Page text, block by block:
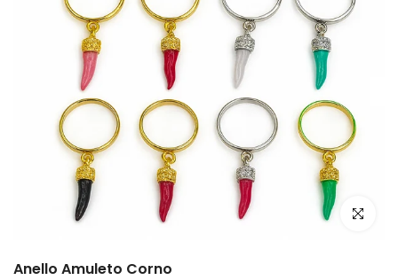
clicca
Anello Amuleto Corno